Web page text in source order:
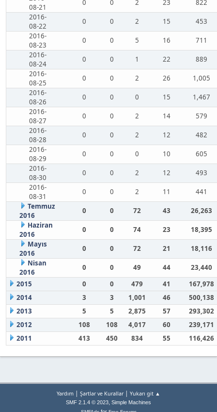
08-21
0 0 2 23
822
2016-
08-22
0 0 2 15
453
2016-
08-23
0 0 5 16
711
2016-
08-24
0 0 1 22
889
2016-
08-25
0 0 2 26
1,005
2016-
08-26
0 0 0 15
1,467
2016-
08-27
0 0 2 14
579
2016-
08-28
0 0 2 12
482
2016-
08-29
0 0 0 10
605
2016-
08-30
0 0 2 12
493
2016-
08-31
0 0 2 11
441
Temmuz
2016
0 0 72 43
26,263
Haziran
2016
0 0 74 23
18,395
Mayıs
2016
0 0 72 21
18,116
Nisan
2016
0 0 49 44
23,440
2015
0 0 479 41
167,978
2014
3 3 1,001 46
500,138
2013
5 5 2,875 57
293,302
2012
108 108 4,017 60
239,171
2011
413 450 834 55 116,426
Yardım | Şartlar ve Kurallar| Yukarı git ▲
SMF 2.1.4 © 2023, Simple Machines